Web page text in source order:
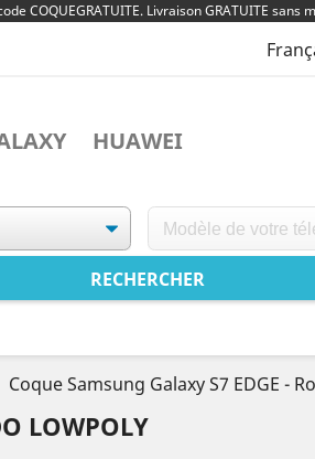
COQUEGRATUITE. Livraison GRATUITE sans
HUAWEI
Coque Samsung Galaxy S7 EDGE -
LOWPOLY